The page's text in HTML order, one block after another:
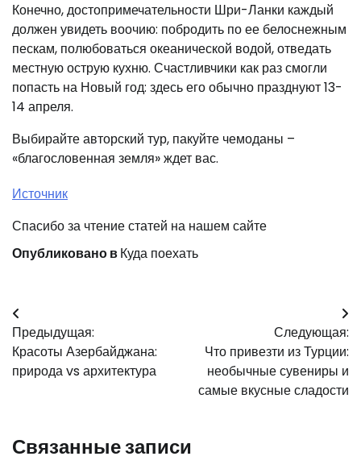
Конечно, достопримечательности Шри-Ланки каждый
должен увидеть воочию: побродить по ее белоснежным
пескам, полюбоваться океанической водой, отведать
местную острую кухню. Счастливчики как раз смогли
попасть на Новый год: здесь его обычно празднуют 13-
14 апреля.
Выбирайте авторский тур, пакуйте чемоданы –
«благословенная земля» ждет вас.
Источник
Спасибо за чтение статей на нашем сайте
Опубликовано вКуда поехать
Навигация
по
записям
Предыдущая:
Красоты Азербайджана:
природа vs архитектура
Следующая:
Что привезти из Турции:
необычные сувениры и
самые вкусные сладости
Связанные записи